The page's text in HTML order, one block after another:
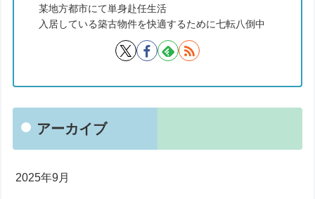
某地方都市にて単身赴任生活
入居している築古物件を快適するために七転八倒中
アーカイブ
2025年9月